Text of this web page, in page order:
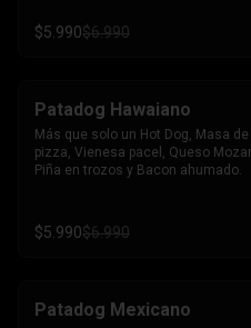
$5.990$6.990
Patadog Hawaiano
Más que solo un Hot Dog, Masa de
pizza, Vienesa pacel, Queso
Piña en trozos y Bacon ahumado.
$5.990$6.990
Patadog Mexicano